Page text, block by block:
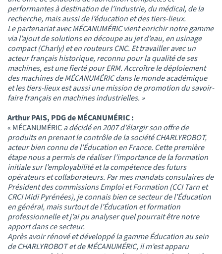
performantes à destination de l’industrie, du médical, de la
recherche, mais aussi de l’éducation et des tiers-lieux.
Le partenariat avecMÉCANUMÉRICvient enrichir notre gamme
via l’ajout de solutions en découpe au jet d’eau, en usinage
compact (Charly) et en routeurs CNC. Et travailler avec un
acteur français historique, reconnu pour la qualité de ses
machines, est une fierté pour ERM. Accroître le déploiement
des machines deMÉCANUMÉRICdans le monde académique
et les tiers-lieux est aussi une mission de promotion du savoir-
faire français en machines industrielles. »
Arthur PAIS, PDG deMÉCANUMÉRIC:
« MÉCANUMÉRICa décidé en 2007 d’élargir son offre de
produits en prenant le contrôle de la société CHARLYROBOT,
acteur bien connu de l’Éducation en France. Cette première
étape nous a permis de réaliser l’importance de la formation
initiale sur l’employabilité et la compétence des futurs
opérateurs et collaborateurs. Par mes mandats consulaires de
Président des commissions Emploi et Formation (CCI Tarn et
CRCI Midi Pyrénées), je connais bien ce secteur de l’Éducation
en général, mais surtout de l’Éducation et formation
professionnelle et j’ai pu analyser quel pourrait être notre
apport dans ce secteur.
Après avoir rénové et développé la gamme Éducation au sein
de CHARLYROBOT et deMÉCANUMÉRIC, il m’est apparu